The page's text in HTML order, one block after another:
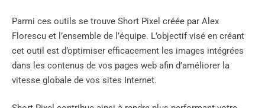
Parmi ces outils se trouve Short Pixel créée par Alex
Florescu et l’ensemble de l’équipe. L’objectif visé en créant
cet outil est d’optimiser efficacement les images intégrées
dans les contenus de vos pages web afin d’améliorer la
vitesse globale de vos sites Internet.